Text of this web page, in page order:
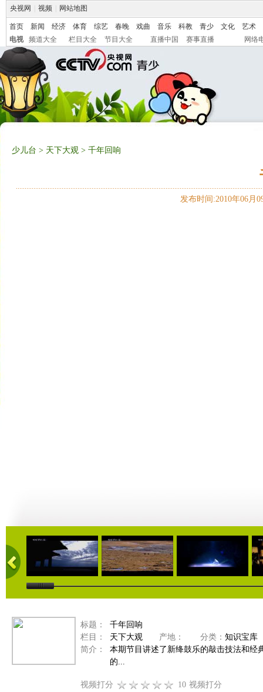
央视网 视频 网站地图
首页 新闻 经济 体育 综艺 春晚 戏曲 音乐 科教 青少 文化
艺术
电视
频道大全 栏目大全 节目大全 直播中国 赛事直播 网络
少儿台 > 天下大观 > 千年回响
发布时间:2010年06月
07:58 07:58 00:30
标题：
千年回响
栏目：
天下大观 产地： 分类： 知识宝库
简介：
本期节目讲述了新绛鼓乐的敲击技法和经
的...
视频打分 10 视频打分